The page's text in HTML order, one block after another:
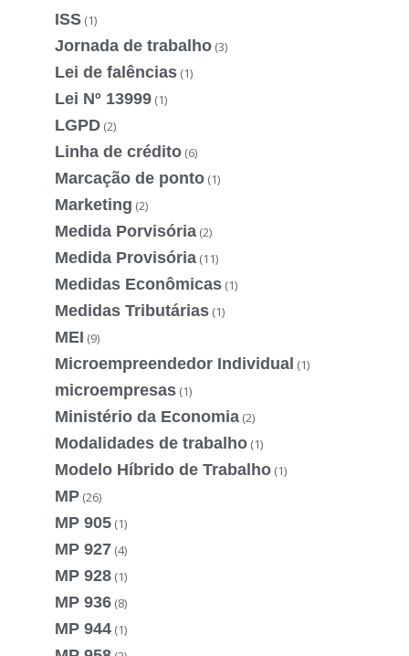
ISS (1)
Jornada de trabalho (3)
Lei de falências (1)
Lei Nº 13999 (1)
LGPD (2)
Linha de crédito (6)
Marcação de ponto (1)
Marketing (2)
Medida Porvisória (2)
Medida Provisória (11)
Medidas Econômicas (1)
Medidas Tributárias (1)
MEI (9)
Microempreendedor Individual (1)
microempresas (1)
Ministério da Economia (2)
Modalidades de trabalho (1)
Modelo Híbrido de Trabalho (1)
MP (26)
MP 905 (1)
MP 927 (4)
MP 928 (1)
MP 936 (8)
MP 944 (1)